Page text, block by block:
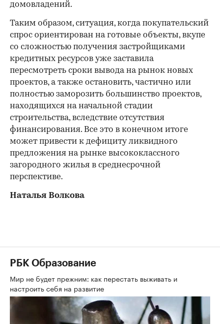
домовладений.
Таким образом, ситуация, когда покупательский
спрос ориентирован на готовые объекты, вкупе
со сложностью получения застройщиками
кредитных ресурсов уже заставила
пересмотреть сроки вывода на рынок новых
проектов, а также остановить, частично или
полностью заморозить большинство проектов,
находящихся на начальной стадии
строительства, вследствие отсутствия
финансирования. Все это в конечном итоге
может привести к дефициту ликвидного
предложения на рынке высококлассного
загородного жилья в среднесрочной
перспективе.
Наталья Волкова
РБК Образование
Мир не будет прежним: как перестать выживать и
настроить себя на развитие